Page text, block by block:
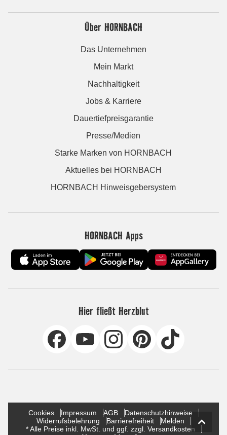
Über HORNBACH
Das Unternehmen
Mein Markt
Nachhaltigkeit
Jobs & Karriere
Dauertiefpreisgarantie
Presse/Medien
Starke Marken von HORNBACH
Aktuelles bei HORNBACH
HORNBACH Hinweisgebersystem
HORNBACH Apps
Hier fließt Herzblut
Cookies Impressum AGB
Datenschutzhinweise
Widerrufsbelehrung
Barrierefreiheit
Melden
* Alle Preise inkl. MwSt. und ggf. zzgl. Versandkosten